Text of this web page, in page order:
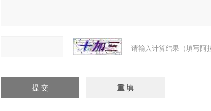
请输入计算结果（填写阿